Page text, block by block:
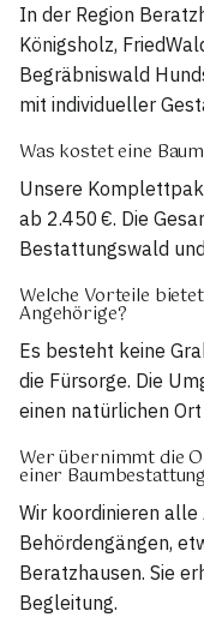
In der Region
Königsholz,
Begräbniswald
mit individueller
Was kostet eine
Unsere
ab 2.450 €. Die
Bestattungswald
Welche Vorteile
Angehörige?
Es besteht keine
die Fürsorge. Die
einen natürlichen
Wer übernimmt die
einer
Wir koordinieren
Behördengängen,
Beratzhausen. Sie
Begleitung.